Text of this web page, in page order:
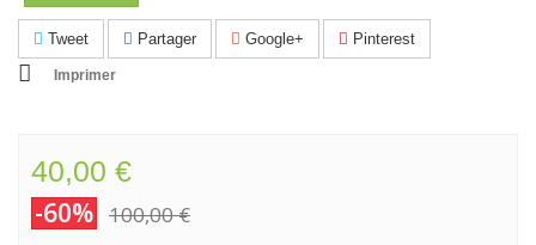
Tweet Partager Google+ Pinterest
Imprimer
40,00 €
-60% 100,00 €